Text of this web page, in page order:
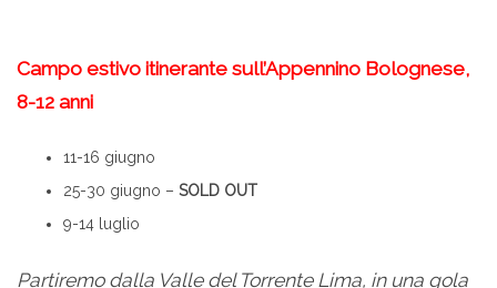
Campo estivo itinerante sull’Appennino Bolognese,
8-12 anni
11-16 giugno
25-30 giugno – SOLD OUT
9-14 luglio
Partiremo dalla Valle del Torrente Lima, in una gola